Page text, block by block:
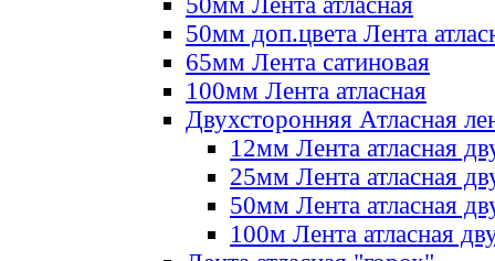
50мм доп.цвета Лента
65мм Лента сатиновая
100мм Лента атласная
Двухсторонняя Атласная
12мм Лента атласная
25мм Лента атласная
50мм Лента атласная
100м Лента атласная